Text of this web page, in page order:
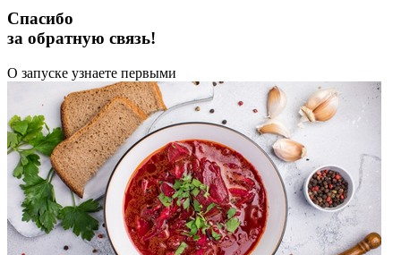
Спасибо
за обратную связь!
О запуске узнаете первыми